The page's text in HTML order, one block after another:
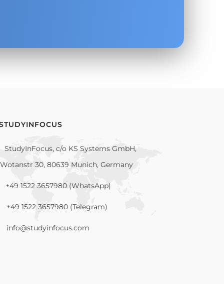
StudyInFocus, c/o KS Systems GmbH,
Wotanstr 30, 80639 Munich, Germany
+49 1522 3657980 (WhatsApp)
+49 1522 3657980 (Telegram)
info@studyinfocus.com